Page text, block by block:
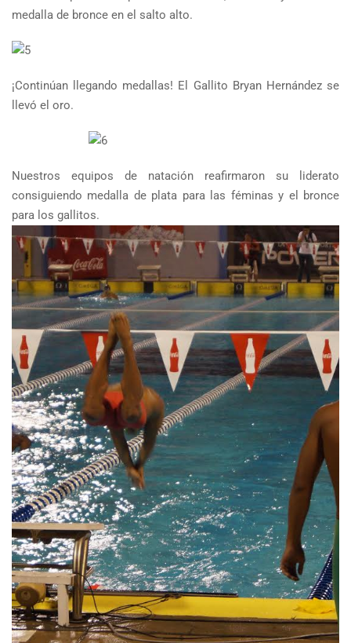
medalla de bronce en el salto alto.
¡Continúan llegando medallas! El Gallito Bryan Hernández se
llevó el oro.
Nuestros equipos de natación reafirmaron su liderato
consiguiendo medalla de plata para las féminas y el bronce
para los gallitos.